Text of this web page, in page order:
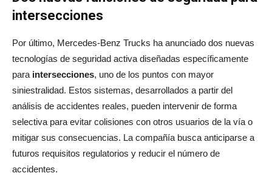
intersecciones
Por último, Mercedes‑Benz Trucks ha anunciado dos nuevas
tecnologías de seguridad activa diseñadas específicamente
para intersecciones, uno de los puntos con mayor
siniestralidad. Estos sistemas, desarrollados a partir del
análisis de accidentes reales, pueden intervenir de forma
selectiva para evitar colisiones con otros usuarios de la vía o
mitigar sus consecuencias. La compañía busca anticiparse a
futuros requisitos regulatorios y reducir el número de
accidentes.